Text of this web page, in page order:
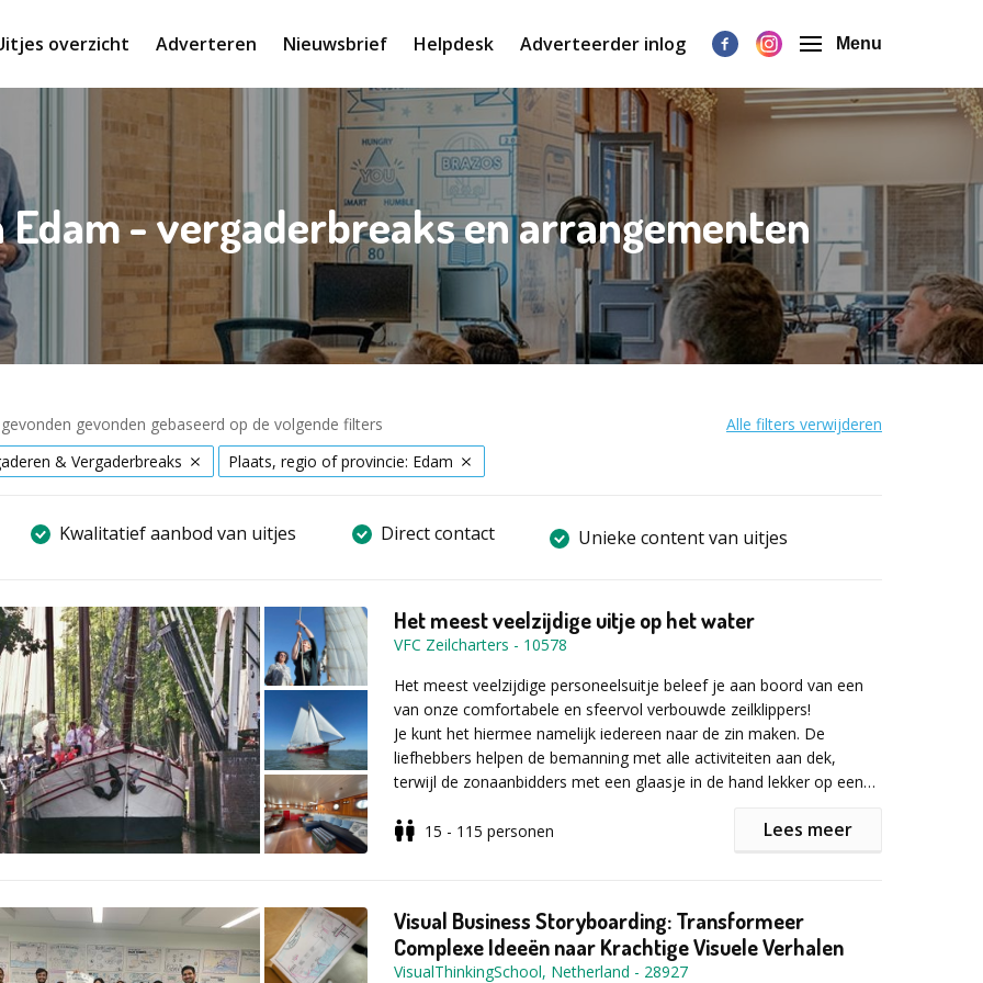
overzicht Adverteren Nieuwsbrief Helpdesk Adverteerder inlog Menu
Edam - vergaderbreaks en arrangementen
gevonden gebaseerd op de volgende filters
Alle filters verwijderen
& Vergaderbreaks
Plaats, regio of provincie: Edam
Kwalitatief aanbod van uitjes Direct contact Unieke content van uitjes
Het meest veelzijdige uitje op het water
VFC Zeilcharters - 10578
Het meest veelzijdige personeelsuitje beleef je aan boord van een
van onze comfortabele en sfeervol verbouwde zeilklippers!
Je kunt het hiermee namelijk iedereen naar de zin maken. De
liefhebbers helpen de bemanning met alle activiteiten aan dek,
terwijl de zonaanbidders met een glaasje in de hand lekker op een
klederdracht op de foto in Volendam, de replica van de Batavia
bezoeken in Lelystad, of die van de halve Maen in Hoorn. Of we
leggen het schip voor anker voor een verfrissende duik. En zo zijn er
Heel eenvoudig: we just love what we do! En dat merk je bij ons aan
alles.
15 - 115 personen Lees meer
Visual Business Storyboarding: Transformeer
Complexe Ideeën naar Krachtige Visuele Verhalen
VisualThinkingSchool, Netherland - 28927